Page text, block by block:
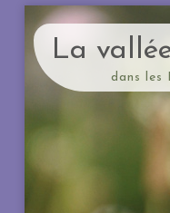
La
dans les